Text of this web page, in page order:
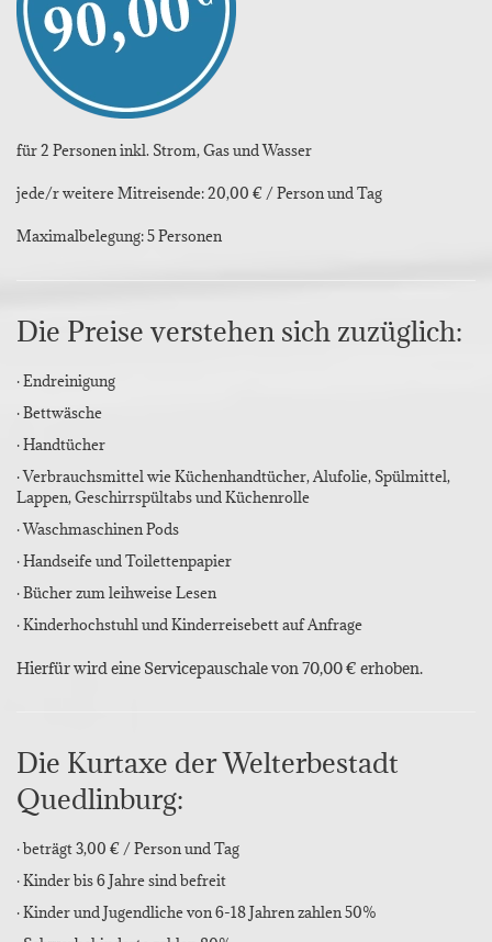
für 2 Personen inkl. Strom, Gas und Wasser
jede/r weitere Mitreisende: 20,00 € / Person und Tag
Maximalbelegung: 5 Personen
Die Preise verstehen sich zuzüglich:
· Endreinigung
· Bettwäsche
· Handtücher
· Verbrauchsmittel wie Küchenhandtücher, Alufolie, Spülmittel,
Lappen, Geschirrspültabs und Küchenrolle
· Waschmaschinen Pods
· Handseife und Toilettenpapier
· Bücher zum leihweise Lesen
· Kinderhochstuhl und Kinderreisebett auf Anfrage
Hierfür wird eine Servicepauschale von 70,00 € erhoben.
Die Kurtaxe der Welterbestadt
Quedlinburg:
· beträgt 3,00 € / Person und Tag
· Kinder bis 6 Jahre sind befreit
· Kinder und Jugendliche von 6-18 Jahren zahlen 50%